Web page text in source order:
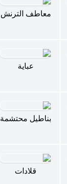
معاطف الترنش
عباية
بناطيل محتشمة
قلادات